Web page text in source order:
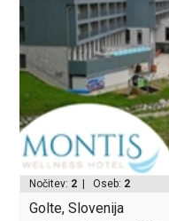
Nočitev: 2 | Oseb: 2
Golte, Slovenija